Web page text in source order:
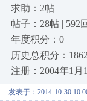
求助：2帖
帖子：28帖 | 592
年度积分：0
历史总积分：1862
注册：2004年1月
发表于：2014-10-30